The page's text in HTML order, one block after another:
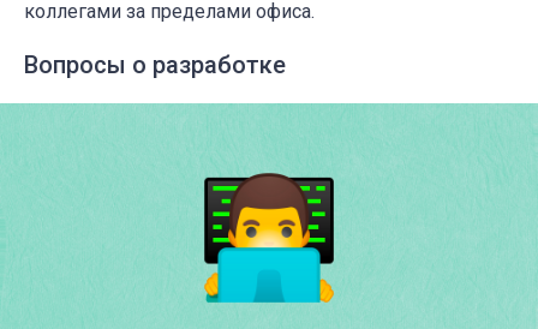
коллегами за пределами офиса.
Вопросы о разработке